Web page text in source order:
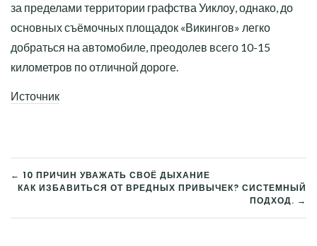
за пределами территории графства Уиклоу, однако, до
основных съёмочных площадок «Викингов» легко
добраться на автомобиле, преодолев всего 10-15
километров по отличной дороге.
Источник
НАВИГАЦИЯ
ПО
← 10 ПРИЧИН УВАЖАТЬ СВОЁ ДЫХАНИЕ
КАК ИЗБАВИТЬСЯ ОТ ВРЕДНЫХ ПРИВЫЧЕК? СИСТЕМНЫЙ
ПОДХОД. →